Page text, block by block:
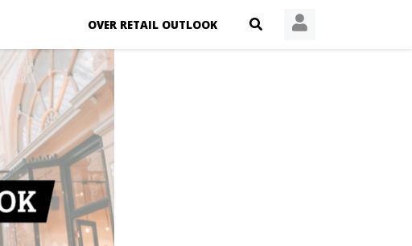
OVER RETAIL OUTLOOK